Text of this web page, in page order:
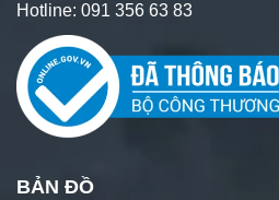
Hotline: 091 356 63 83
BẢN ĐỒ